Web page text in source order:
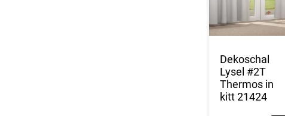
Dekoschal
Lysel #2T
Thermos in
kitt 21424